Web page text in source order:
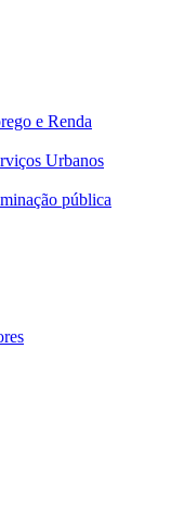
e Renda
Urbanos
pública